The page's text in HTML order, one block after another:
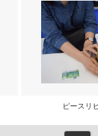
ピースリ